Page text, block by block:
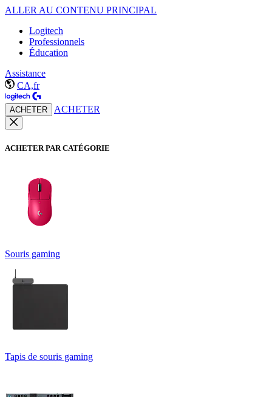
ALLER AU CONTENU PRINCIPAL
Logitech
Professionnels
Éducation
Assistance
CA,fr
ACHETER ACHETER
ACHETER PAR CATÉGORIE
Souris gaming
Tapis de souris gaming